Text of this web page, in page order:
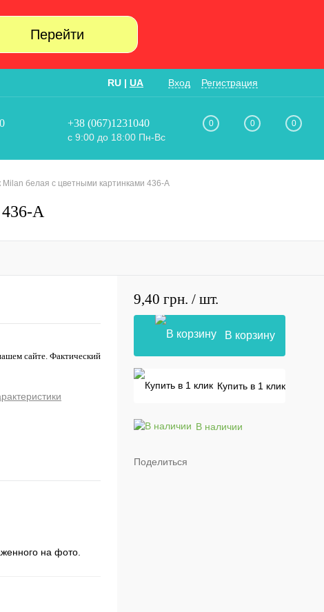
Перейти
RU | UA Вход Регистрация
+38 (067)1231040
с 9:00 до 18:00 Пн-Вс
0 0 0
Milan белая с цветными картинками 436-А
436-А
сайте. Фактический
на фото.
9,40 грн. / шт.
В корзину
Купить в 1 клик
В наличии
Поделиться